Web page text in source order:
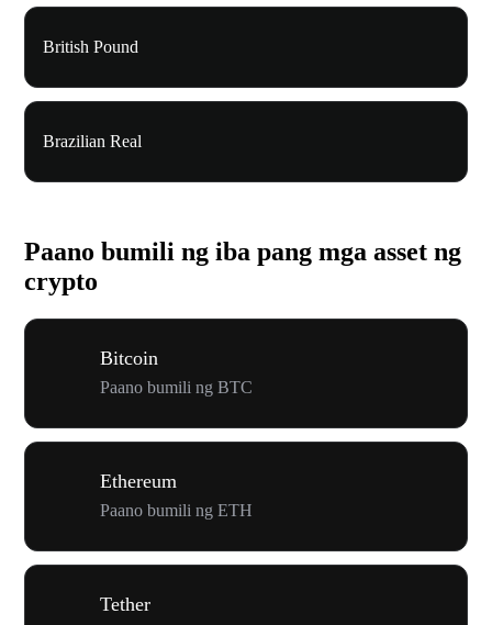
British Pound
Brazilian Real
Paano bumili ng iba pang mga asset ng
crypto
Bitcoin
Paano bumili ng BTC
Ethereum
Paano bumili ng ETH
Tether